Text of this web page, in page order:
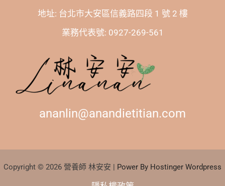
地址: 台北市大安區信義路四段 1 號 2 樓
業務代表號: 0927-269-561
ananlin@anandietitian.com
Copyright © 2026 營養師 林安安 | Power By Hostinger Wordpress